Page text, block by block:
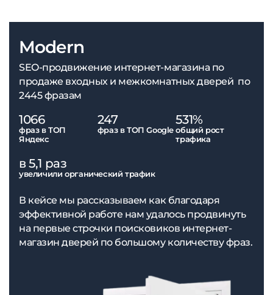
Modern
SEO-продвижение интернет-магазина по
продаже входных и межкомнатных дверей по
2445 фразам
1066
фраз в ТОП
Яндекс
247
фраз в ТОП Google
531%
общий рост
трафика
в 5,1 раз
увеличили органический трафик
В кейсе мы рассказываем как благодаря
эффективной работе нам удалось продвинуть
на первые строчки поисковиков интернет-
магазин дверей по большому количеству фраз.